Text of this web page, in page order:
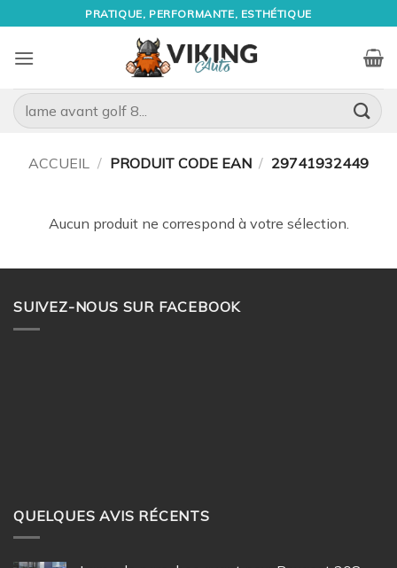
au
contenu
PRATIQUE, PERFORMANTE, ESTHÉTIQUE
Recherche
pour :
ACCUEIL / PRODUIT CODE EAN / 29741932449
Aucun produit ne correspond à votre sélection.
SUIVEZ-NOUS SUR FACEBOOK
QUELQUES AVIS RÉCENTS